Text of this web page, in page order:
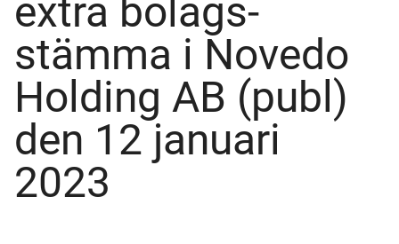
extra bolags­
stämma i Novedo
Holding AB (publ)
den 12 januari
2023